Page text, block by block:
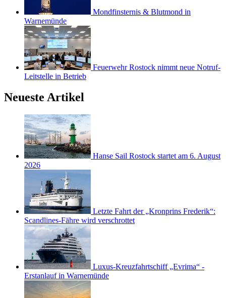
Mondfinsternis & Blutmond in
Warnemünde
Feuerwehr Rostock nimmt neue Notruf-
Leitstelle in Betrieb
Neueste Artikel
Hanse Sail Rostock startet am 6. August
2026
Letzte Fahrt der „Kronprins Frederik“:
Scandlines-Fähre wird verschrottet
Luxus-Kreuzfahrtschiff „Evrima“ -
Erstanlauf in Warnemünde